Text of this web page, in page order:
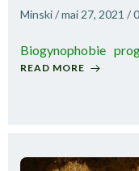
Minski/mai 27, 2021 /0
Biogynophobie
READ MORE